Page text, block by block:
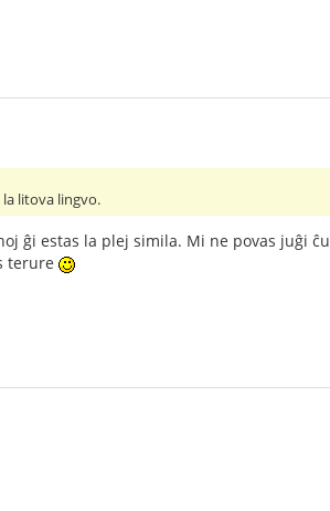
litova lingvo.
ĝi estas la plej simila. Mi ne povas juĝi ĉu
terure